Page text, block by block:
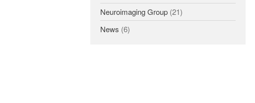
Neuroimaging Group (21)
News (6)